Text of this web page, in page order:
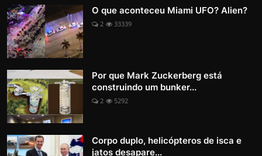
O que aconteceu Miami UFO? Alien?
2 33339
Por que Mark Zuckerberg está
construindo um bunker...
2 5292
Corpo duplo, helicópteros de isca e
jatos desapare...